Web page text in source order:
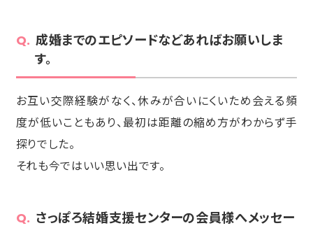
成婚までのエピソードなどあればお願いしま
す。
お互い交際経験がなく、休みが合いにくいため会える頻
度が低いこともあり、最初は距離の縮め方がわからず手
探りでした。
それも今ではいい思い出です。
さっぽろ結婚支援センターの会員様へメッセー